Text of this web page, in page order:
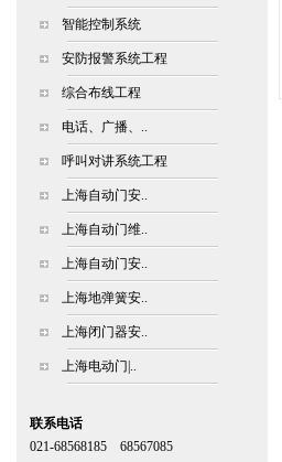
智能控制系统
安防报警系统工程
综合布线工程
电话、广播、..
呼叫对讲系统工程
上海自动门安..
上海自动门维..
上海自动门安..
上海地弹簧安..
上海闭门器安..
上海电动门|..
联系电话
021-68568185 68567085